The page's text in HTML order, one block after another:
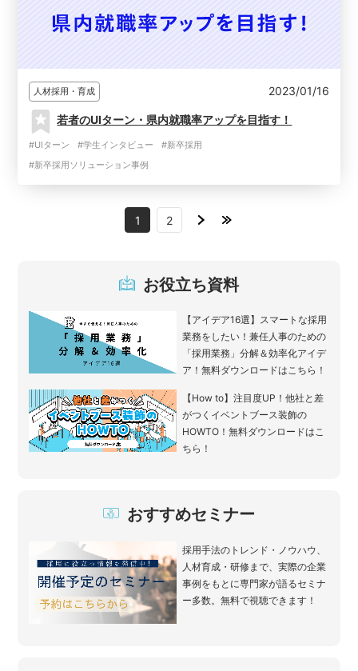
人材採用・育成 2023/01/16
若者のUIターン・県内就職率アップを目指す！
#UIターン #学生インタビュー
#新卒採用
#新卒採用ソリューション事例
1 2
お役立ち資料
【アイデア16選】スマートな採用
業務をしたい！兼任人事のための
「採用業務」分解＆効率化アイデ
ア！無料ダウンロードはこちら！
【How to】注目度UP！他社と差
がつくイベントブース装飾の
HOWTO！無料ダウンロードはこ
ちら！
おすすめセミナー
採用手法のトレンド・ノウハウ、
人材育成・研修まで、実際の企業
事例をもとに専門家が語るセミナ
ー多数。無料で視聴できます！